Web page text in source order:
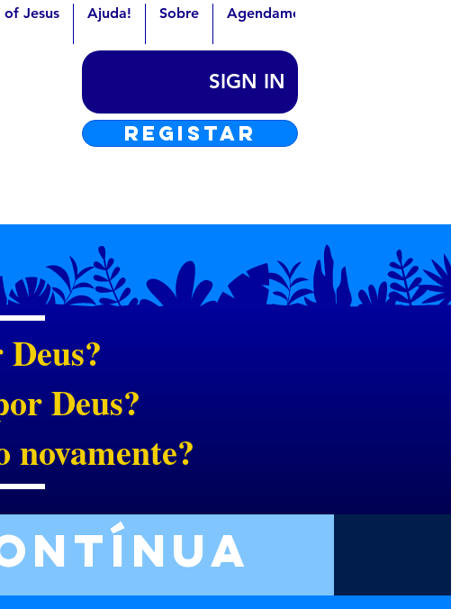
Jesus Ajuda! Sobre Agendamentos
Deus?
novamente?
SIGN IN
REGISTAR